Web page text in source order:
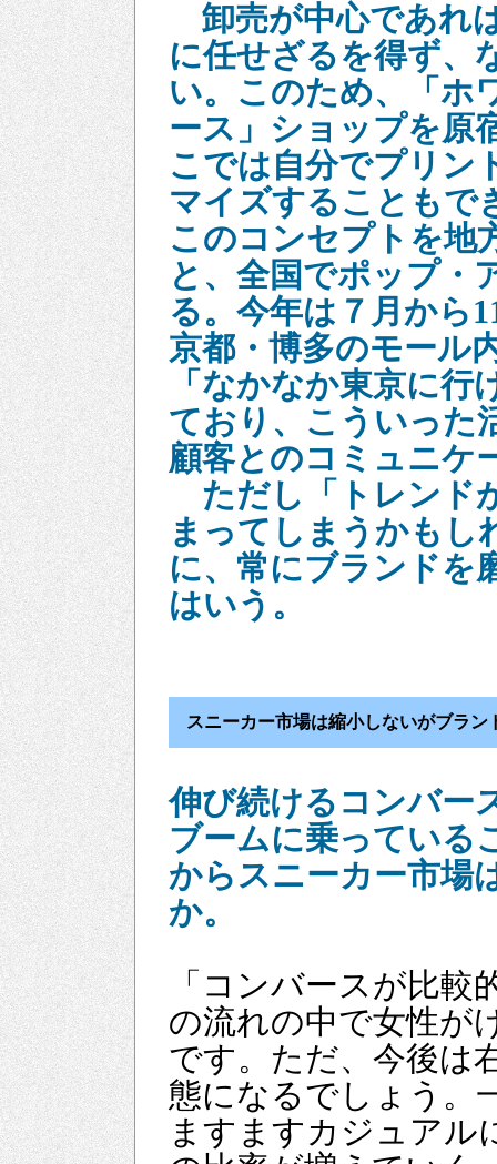
卸売が中心であれ
に任せざるを得ず、
い。このため、「ホ
ース」ショップを原
こでは自分でプリン
マイズすることもで
このコンセプトを地
と、全国でポップ・
る。今年は７月から
京都・博多のモール
「なかなか東京に
ており、こういった
顧客とのコミュニケ
ただし「トレンド
まってしまうかもし
に、常にブランドを
はいう。
スニーカー市場は縮小しないがブラン
伸び続けるコンバー
ブームに乗っている
からスニーカー市場
か。
「コンバースが比
の流れの中で女性が
です。ただ、今後は
態になるでしょう。
ますますカジュアル